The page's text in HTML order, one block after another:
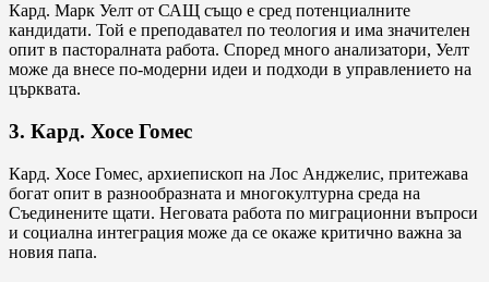
Кард. Марк Уелт от САЩ също е сред потенциалните
кандидати. Той е преподавател по теология и има значителен
опит в пасторалната работа. Според много анализатори, Уелт
може да внесе по-модерни идеи и подходи в управлението на
църквата.
3. Кард. Хосе Гомес
Кард. Хосе Гомес, архиепископ на Лос Анджелис, притежава
богат опит в разнообразната и многокултурна среда на
Съединените щати. Неговата работа по миграционни въпроси
и социална интеграция може да се окаже критично важна за
новия папа.